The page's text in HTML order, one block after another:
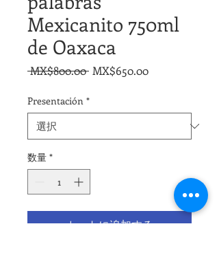
Mexicanito 750ml
de Oaxaca
MX$800.00 通
価
格
MX$650.00セ
価
Presentación *
数量 *
カートに追加する